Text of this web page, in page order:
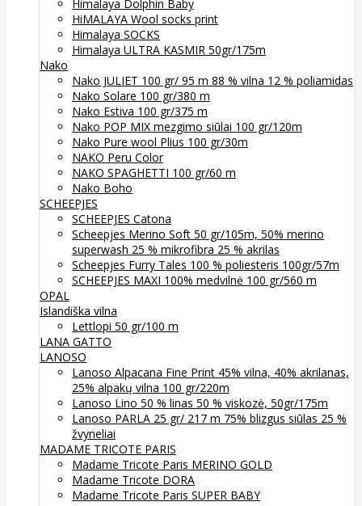
Himalaya Dolphin Baby
HiMALAYA Wool socks print
Himalaya SOCKS
Himalaya ULTRA KASMIR 50gr/175m
Nako
Nako JULIET 100 gr/ 95 m 88 % vilna 12 % poliamidas
Nako Solare 100 gr/380 m
Nako Estiva 100 gr/375 m
Nako POP MIX mezgimo siūlai 100 gr/120m
Nako Pure wool Plius 100 gr/30m
NAKO Peru Color
NAKO SPAGHETTI 100 gr/60 m
Nako Boho
SCHEEPJES
SCHEEPJES Catona
Scheepjes Merino Soft 50 gr/105m, 50% merino
superwash 25 % mikrofibra 25 % akrilas
Scheepjes Furry Tales 100 % poliesteris 100gr/57m
SCHEEPJES MAXI 100% medvilnė 100 gr/560 m
OPAL
Islandiška vilna
Lettlopi 50 gr/100 m
LANA GATTO
LANOSO
Lanoso Alpacana Fine Print 45% vilna, 40% akrilanas,
25% alpakų vilna 100 gr/220m
Lanoso Lino 50 % linas 50 % viskozė, 50gr/175m
Lanoso PARLA 25 gr/ 217 m 75% blizgus siūlas 25 %
žvyneliai
MADAME TRICOTE PARIS
Madame Tricote Paris MERINO GOLD
Madame Tricote DORA
Madame Tricote Paris SUPER BABY